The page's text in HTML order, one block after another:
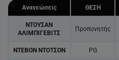
Ανανεώσεις ΘΕΣΗ
ΝΤΟΥΣΑΝ
ΑΛΙΜΠΙΓΕΒΙΤΣ
Προπονητής
ΝΤΕΒΟΝ ΝΤΟΤΣΟΝ PG